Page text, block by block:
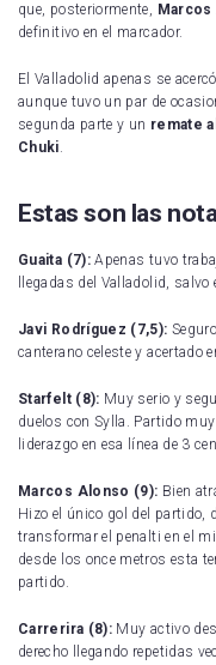
que, posteriormente,
definitivo en el marcador.
El Valladolid apenas se
aunque tuvo un par de
segunda parte y un remate
Chuki.
Estas son las
Guaita (7):Apenas tuvo
llegadas del Valladolid,
Javi Rodríguez (7,5):
canterano celeste y acertado
Starfelt (8): Muy serio y
duelos con Sylla. Partido
liderazgo en esa línea de 3
Marcos Alonso (9): Bien
Hizo el único gol del partido,
transformar el penalti en el
desde los once metros esta
partido.
Carrerira (8): Muy activo
derecho llegando repetidas